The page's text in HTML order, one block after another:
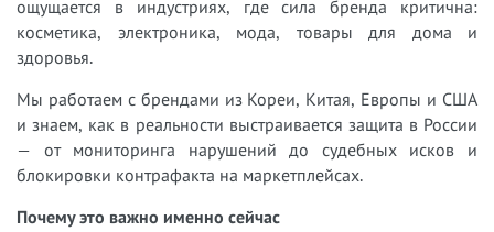
ощущается в индустриях, где сила бренда критична:
косметика, электроника, мода, товары для дома и
здоровья.
Мы работаем с брендами из Кореи, Китая, Европы и США
и знаем, как в реальности выстраивается защита в России
— от мониторинга нарушений до судебных исков и
блокировки контрафакта на маркетплейсах.
Почему это важно именно сейчас